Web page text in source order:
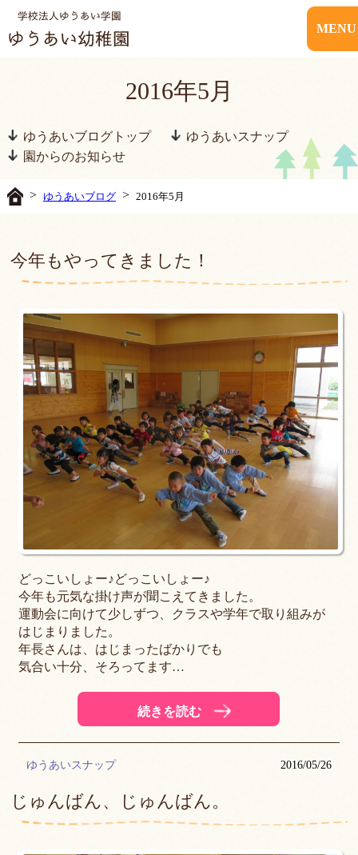
MENU
2016年5月
ゆうあいブログトップ
ゆうあいスナップ
園からのお知らせ
> ゆうあいブログ> 2016年5月
今年もやってきました！
どっこいしょー♪どっこいしょー♪
今年も元気な掛け声が聞こえてきました。
運動会に向けて少しずつ、クラスや学年で取り組みが
はじまりました。
年長さんは、はじまったばかりでも
気合い十分、そろってます…
続きを読む
ゆうあいスナップ 2016/05/26
じゅんばん、じゅんばん。